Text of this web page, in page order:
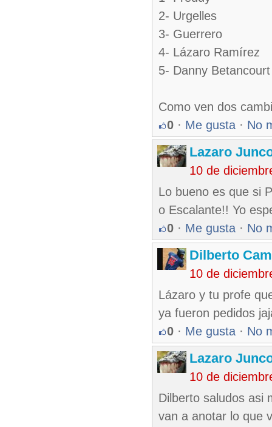
2- Urgelles
3- Guerrero
4- Lázaro Ramírez
5- Danny Betancourt
Como ven dos
0 · Me gusta · No
Lazaro
10 de
Lo bueno es que si
o Escalante!! Yo
0 · Me gusta · No
Dilberto
10 de
Lázaro y tu profe
ya fueron pedidos
0 · Me gusta · No
Lazaro
10 de
Dilberto saludos asi
van a anotar lo que